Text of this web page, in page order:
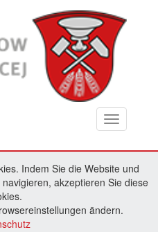
Toggle
navigation
Indem Sie die Website und
akzeptieren Sie diese
ändern.